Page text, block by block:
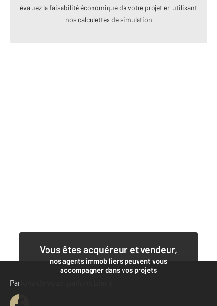
évaluez la faisabilité économique de votre projet en utilisant
nos calculettes de simulation
Vous êtes acquéreur et vendeur,
nos agents immobiliers peuvent vous
accompagner dans vos projets
Contacter l'agence
Parlons de vous, parlons biens